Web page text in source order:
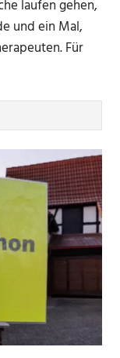
laufen gehen,
und ein Mal,
Für